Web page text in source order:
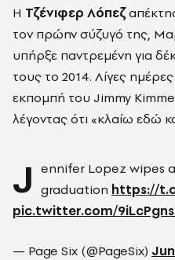
Η Τζένιφερ Λόπεζ
τον πρώην σύζυγό της,
υπήρξε παντρεμένη για
τους το 2014. Λίγες ημέρες
εκπομπή του Jimmy
λέγοντας ότι «κλαίω εδώ
J ennifer Lopez wipes
graduation https://
pic.twitter.com/
— Page Six (@PageSix)